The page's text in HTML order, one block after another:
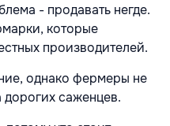
- продавать негде.
которые
производителей.
однако фермеры не
дорогих саженцев.